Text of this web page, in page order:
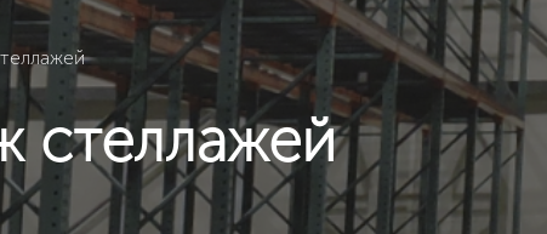
стеллажей